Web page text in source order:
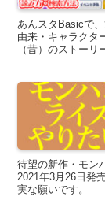
あんスタBasicで
由来・キャラクタ
（昔）のストー
待望の新作・モン
2021年3月26日発
実な願いです。